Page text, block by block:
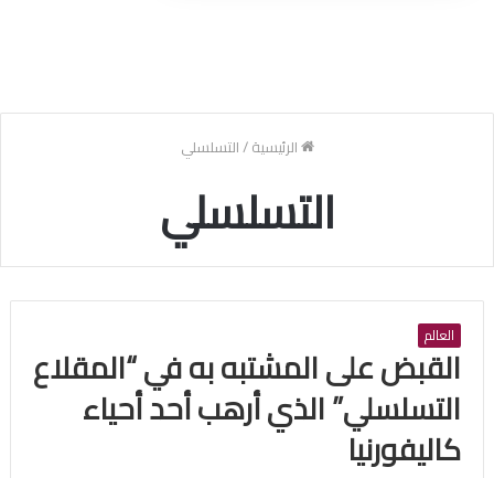
الرئيسية/التسلسلي
التسلسلي
العالم
القبض على المشتبه به في “المقلاع
التسلسلي” الذي أرهب أحد أحياء
كاليفورنيا